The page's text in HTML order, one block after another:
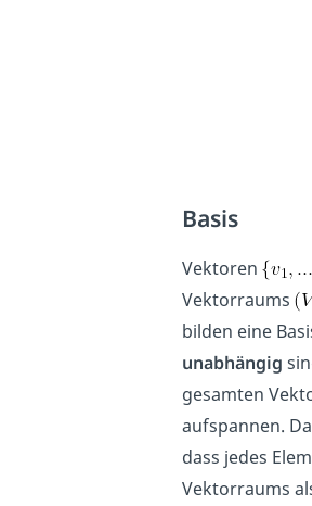
Basis
Vektoren
Vektorraums
bilden eine
unabhängig
gesamten
aufspannen.
dass jedes
Vektorraums